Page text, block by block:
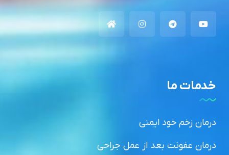
خدمات ما
درمان زخم خود ایمنی
درمان عفونت بعد از عمل جراحی